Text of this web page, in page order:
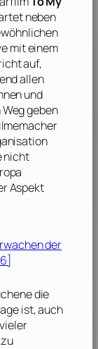
neben
mit einem
auf,
allen
und
geben
nicht
Aspekt
der
die
ist, auch